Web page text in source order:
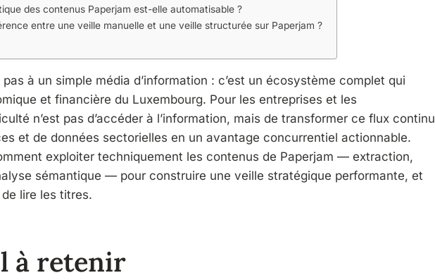
des contenus Paperjam est-elle automatisable ?
entre une veille manuelle et une veille structurée sur Paperjam ?
à un simple média d’information : c’est un écosystème complet qui
et financière du Luxembourg. Pour les entreprises et les
n’est pas d’accéder à l’information, mais de transformer ce flux continu
et de données sectorielles en un avantage concurrentiel actionnable.
exploiter techniquement les contenus de Paperjam — extraction,
sémantique — pour construire une veille stratégique performante, et
lire les titres.
à retenir